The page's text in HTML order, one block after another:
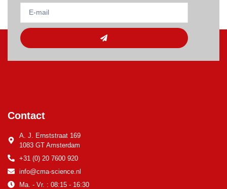
Contact
A. J. Ernststraat 169
1083 GT Amsterdam
+31 (0) 20 7600 920
info@cma-science.nl
Ma. - Vr. : 08:15 - 16:30